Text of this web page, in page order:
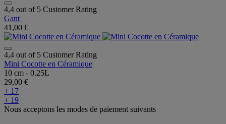
4,4 out of 5 Customer Rating
Gant
41,00 €
4,4 out of 5 Customer Rating
Mini Cocotte en Céramique
10 cm - 0.25L
29,00 €
+ 17
+ 19
Nous acceptons les modes de paiement suivants